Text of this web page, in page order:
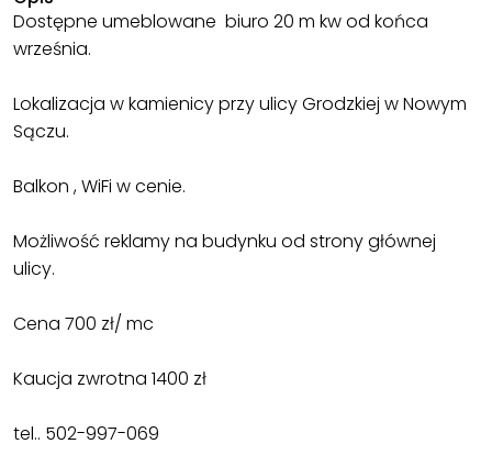
Dostępne umeblowane biuro 20 m kw od końca
września.
Lokalizacja w kamienicy przy ulicy Grodzkiej w Nowym
Sączu.
Balkon , WiFi w cenie.
Możliwość reklamy na budynku od strony głównej
ulicy.
Cena 700 zł/ mc
Kaucja zwrotna 1400 zł
tel.. 502-997-069